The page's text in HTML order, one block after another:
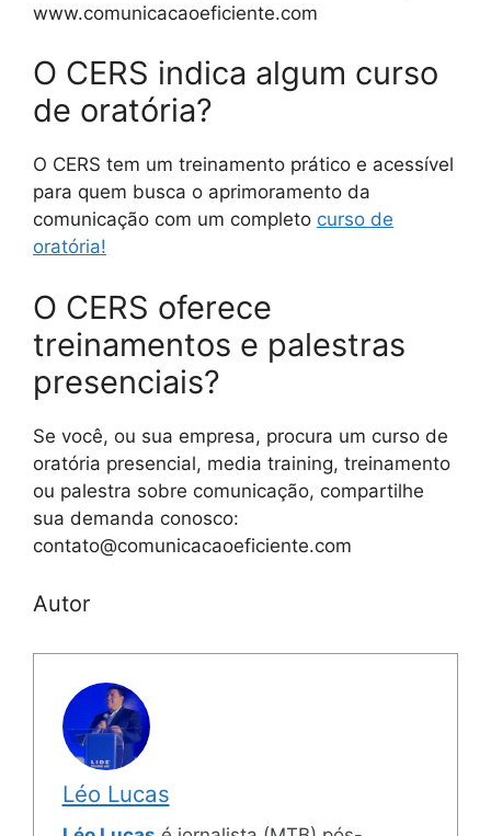
www.comunicacaoeficiente.com
O CERS indica algum curso
de oratória?
O CERS tem um treinamento prático e acessível
para quem busca o aprimoramento da
comunicação com um completo curso de
oratória!
O CERS oferece
treinamentos e palestras
presenciais?
Se você, ou sua empresa, procura um curso de
oratória presencial, media training, treinamento
ou palestra sobre comunicação, compartilhe
sua demanda conosco:
contato@comunicacaoeficiente.com
Autor
Léo Lucas